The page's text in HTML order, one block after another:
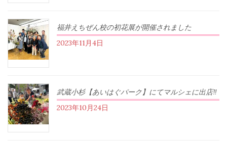
福井えちぜん校の初花展が開催されました
2023年11月4日
武蔵小杉【あいはぐパーク】にてマルシェに出店‼︎
2023年10月24日